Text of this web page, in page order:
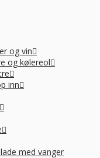
og vin
og kølereol
inn
med vanger